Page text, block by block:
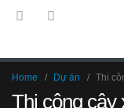
Home Dự án Thi
Thi công cây